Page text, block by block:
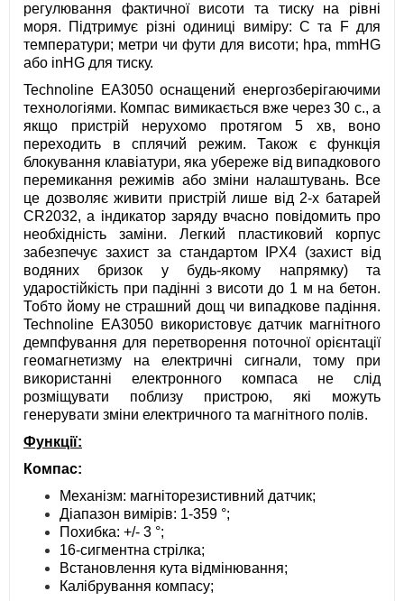
регулювання фактичної висоти та тиску на рівні
моря. Підтримує різні одиниці виміру: C та F для
температури; метри чи фути для висоти; hpa, mmHG
або inHG для тиску.
Technoline EA3050 оснащений енергозберігаючими
технологіями. Компас вимикається вже через 30 с., а
якщо пристрій нерухомо протягом 5 хв, воно
переходить в сплячий режим. Також є функція
блокування клавіатури, яка убереже від випадкового
перемикання режимів або зміни налаштувань. Все
це дозволяє живити пристрій лише від 2-х батарей
CR2032, а індикатор заряду вчасно повідомить про
необхідність заміни. Легкий пластиковий корпус
забезпечує захист за стандартом IPХ4 (захист від
водяних бризок у будь-якому напрямку) та
ударостійкість при падінні з висоти до 1 м на бетон.
Тобто йому не страшний дощ чи випадкове падіння.
Technoline EA3050 використовує датчик магнітного
демпфування для перетворення поточної орієнтації
геомагнетизму на електричні сигнали, тому при
використанні електронного компаса не слід
розміщувати поблизу пристрою, які можуть
генерувати зміни електричного та магнітного полів.
Функції:
Компас:
Механізм: магніторезистивний датчик;
Діапазон вимірів: 1-359 °;
Похибка: +/- 3 °;
16-сигментна стрілка;
Встановлення кута відмінювання;
Калібрування компасу;